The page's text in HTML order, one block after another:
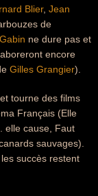
Blier, Jean
de
ne dure pas et
encore
Gilles Grangier).
tourne des films
Français (Elle
elle cause, Faut
sauvages).
succès restent